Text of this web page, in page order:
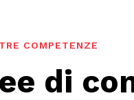
COMPETENZE
di